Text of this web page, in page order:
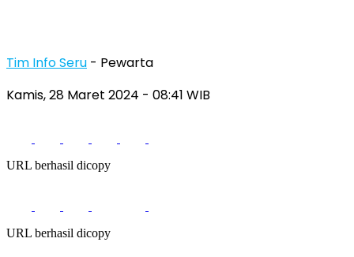
Tim Info Seru - Pewarta
Kamis, 28 Maret 2024 - 08:41 WIB
URL berhasil dicopy
URL berhasil dicopy